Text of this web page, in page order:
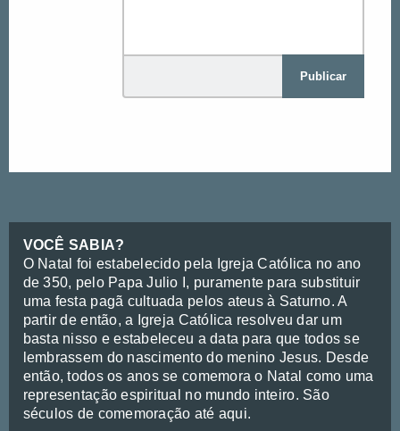
Publicar
VOCÊ SABIA?
O Natal foi estabelecido pela Igreja Católica no ano
de 350, pelo Papa Julio I, puramente para substituir
uma festa pagã cultuada pelos ateus à Saturno. A
partir de então, a Igreja Católica resolveu dar um
basta nisso e estabeleceu a data para que todos se
lembrassem do nascimento do menino Jesus. Desde
então, todos os anos se comemora o Natal como uma
representação espiritual no mundo inteiro. São
séculos de comemoração até aqui.